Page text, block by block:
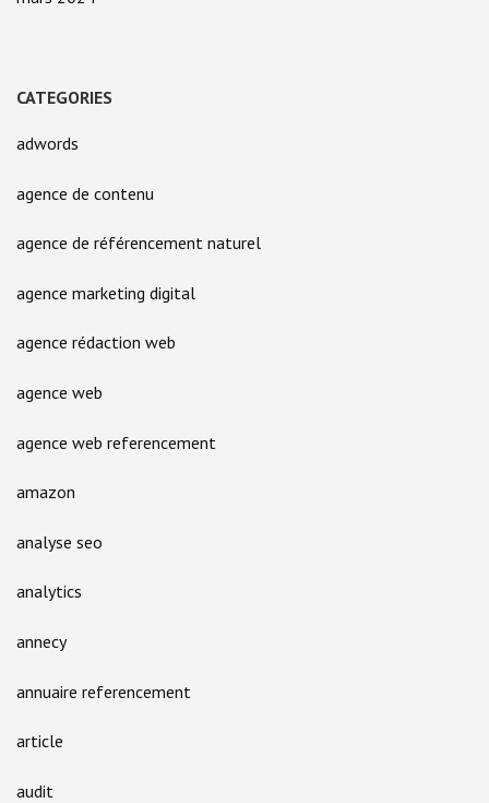
CATEGORIES
adwords
agence de contenu
agence de référencement naturel
agence marketing digital
agence rédaction web
agence web
agence web referencement
amazon
analyse seo
analytics
annecy
annuaire referencement
article
audit